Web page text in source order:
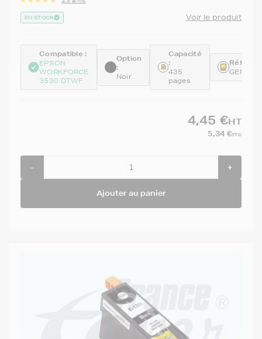
EN STOCK Voir le produit
Compatible :
EPSON
WORKFORCE
3530 DTWF
Option
:
Noir
Capacité
:
435
pages
4,45 €HT
5,34 €TTC
- +
Ajouter au panier